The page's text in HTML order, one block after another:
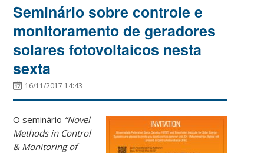
Seminário sobre controle e
monitoramento de geradores
solares fotovoltaicos nesta
sexta
16/11/2017 14:43
O seminário “Novel
Methods in Control
& Monitoring of